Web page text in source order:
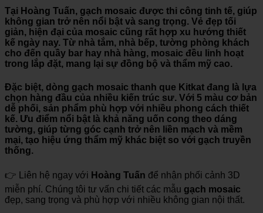
Tại Hoàng Tuấn, gạch mosaic được thi công tinh tế, giúp
không gian trở nên nổi bật và sang trọng. Vẻ đẹp tối
giản, hiện đại của mosaic cũng rất hợp xu hướng thiết
kế ngày nay. Từ nhà tắm, nhà bếp, tường phòng khách
cho đến quầy bar hay nhà hàng, mosaic đều linh hoạt
trong lắp đặt, mang lại sự đồng bộ và thẩm mỹ cao.
Đặc biệt, dòng gạch mosaic thanh que Kitkat đang là lựa
chọn hàng đầu của nhiều kiến trúc sư. Với 5 màu cơ bản
dễ phối, sản phẩm phù hợp với nhiều phong cách thiết
kế. Ưu điểm nổi bật là khả năng uốn cong theo dáng
tường, giúp từng góc cạnh trở nên liền mạch và mềm
mại, tạo hiệu ứng thẩm mỹ khác biệt so với gạch truyền
thống.
👉 Liên hệ ngay với Hoàng Tuấn để nhận phối cảnh 3D
miễn phí. Chúng tôi tư vấn chi tiết các mẫu gạch mosaic
đẹp, sang trọng và phù hợp với nhiều không gian nội thất.